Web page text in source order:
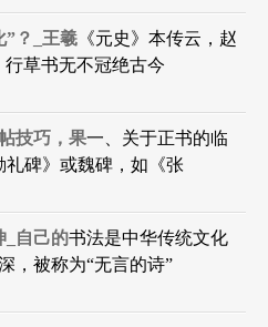
”？_王羲 《元史》本传云，赵
草书无不冠绝古今
技巧，果一、关于正书的临
碑》或魏碑，如《张
_自己的书法是中华传统文化
，被称为“无言的诗”